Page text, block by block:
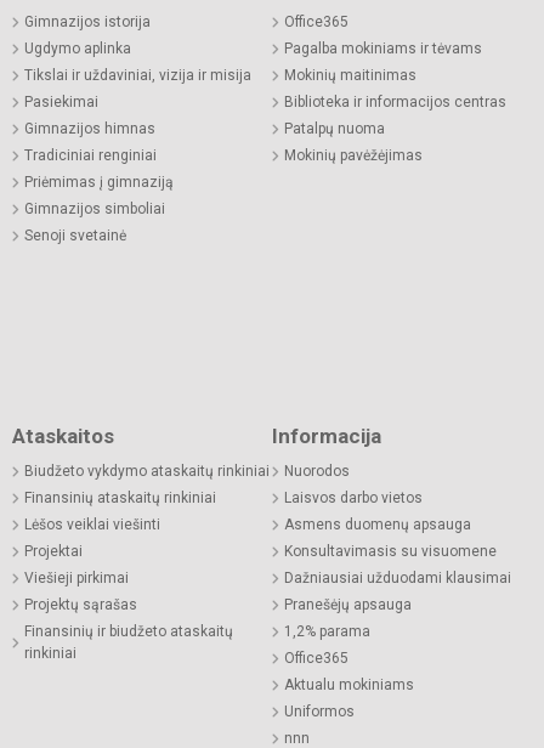
Gimnazijos istorija
Ugdymo aplinka
Tikslai ir uždaviniai, vizija ir misija
Pasiekimai
Gimnazijos himnas
Tradiciniai renginiai
Priėmimas į gimnaziją
Gimnazijos simboliai
Senoji svetainė
Office365
Pagalba mokiniams ir tėvams
Mokinių maitinimas
Biblioteka ir informacijos centras
Patalpų nuoma
Mokinių pavėžėjimas
Ataskaitos
Biudžeto vykdymo ataskaitų rinkiniai
Finansinių ataskaitų rinkiniai
Lėšos veiklai viešinti
Projektai
Viešieji pirkimai
Projektų sąrašas
Finansinių ir biudžeto ataskaitų
rinkiniai
Informacija
Nuorodos
Laisvos darbo vietos
Asmens duomenų apsauga
Konsultavimasis su visuomene
Dažniausiai užduodami klausimai
Pranešėjų apsauga
1,2% parama
Office365
Aktualu mokiniams
Uniformos
nnn